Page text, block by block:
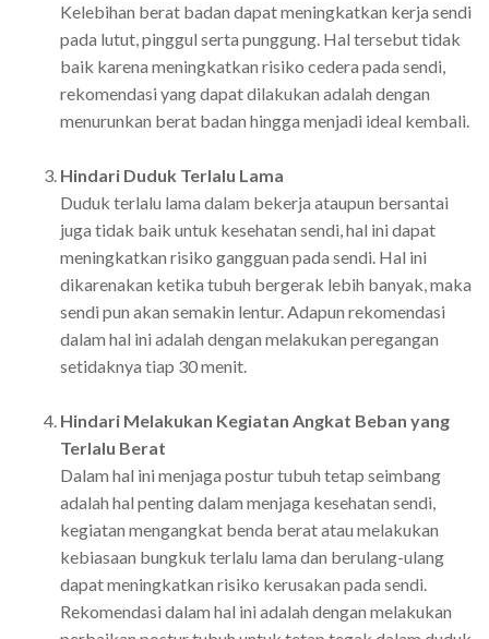
Kelebihan berat badan dapat meningkatkan kerja sendi
pada lutut, pinggul serta punggung. Hal tersebut tidak
baik karena meningkatkan risiko cedera pada sendi,
rekomendasi yang dapat dilakukan adalah dengan
menurunkan berat badan hingga menjadi ideal kembali.
Hindari Duduk Terlalu Lama
Duduk terlalu lama dalam bekerja ataupun bersantai
juga tidak baik untuk kesehatan sendi, hal ini dapat
meningkatkan risiko gangguan pada sendi. Hal ini
dikarenakan ketika tubuh bergerak lebih banyak, maka
sendi pun akan semakin lentur. Adapun rekomendasi
dalam hal ini adalah dengan melakukan peregangan
setidaknya tiap 30 menit.
Hindari Melakukan Kegiatan Angkat Beban yang
Terlalu Berat
Dalam hal ini menjaga postur tubuh tetap seimbang
adalah hal penting dalam menjaga kesehatan sendi,
kegiatan mengangkat benda berat atau melakukan
kebiasaan bungkuk terlalu lama dan berulang-ulang
dapat meningkatkan risiko kerusakan pada sendi.
Rekomendasi dalam hal ini adalah dengan melakukan